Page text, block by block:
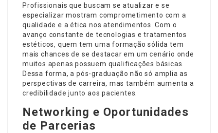
Profissionais que buscam se atualizar e se
especializar mostram comprometimento com a
qualidade e a ética nos atendimentos. Com o
avanço constante de tecnologias e tratamentos
estéticos, quem tem uma formação sólida tem
mais chances de se destacar em um cenário onde
muitos apenas possuem qualificações básicas.
Dessa forma, a pós-graduação não só amplia as
perspectivas de carreira, mas também aumenta a
credibilidade junto aos pacientes.
Networking e Oportunidades
de Parcerias